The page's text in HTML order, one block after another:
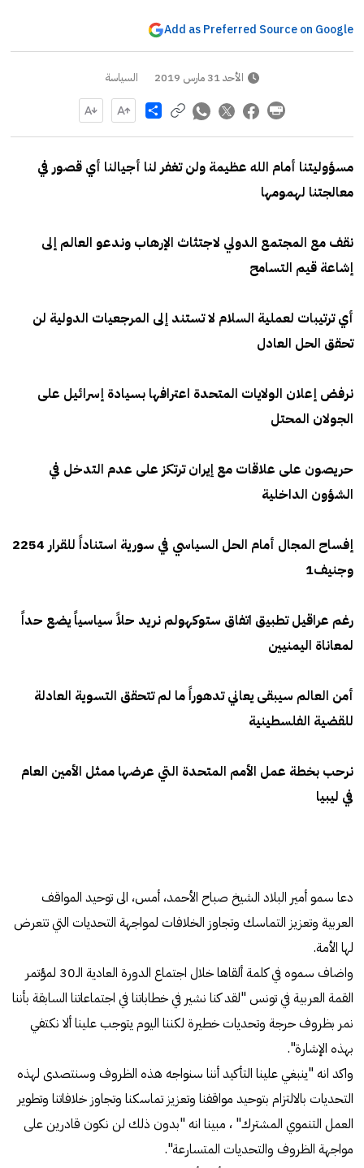
Add as Preferred Source on Google
الأحد 31 مارس 2019 السياسة
Share
مسؤوليتنا أمام الله عظيمة ولن تغفر لنا أجيالنا أي قصور في
معالجتنا لهمومها
نقف مع المجتمع الدولي لاجتثاث الإرهاب وندعو العالم إلى
إشاعة قيم التسامح
أي ترتيبات لعملية السلام لا تستند إلى المرجعيات الدولية لن
تحقق الحل العادل
نرفض إعلان الولايات المتحدة اعترافها بسيادة إسرائيل على
الجولان المحتل
حريصون على علاقات مع إيران ترتكز على عدم التدخل في
الشؤون الداخلية
إفساح المجال أمام الحل السياسي في سورية استناداً للقرار 2254
وجنيف1
رغم عراقيل تطبيق اتفاق ستوكهولم نريد حلاً سياسياً يضع حداً
لمعاناة اليمنيين
أمن العالم سيبقى يعاني تدهوراً ما لم تتحقق التسوية العادلة
للقضية الفلسطينية
نرحب بخطة عمل الأمم المتحدة التي عرضها ممثل الأمين العام
في ليبيا
دعا سمو أمیر البلاد الشیخ صباح الأحمد، أمس، الى توحید المواقف
العربیة وتعزیز التماسك وتجاوز الخلافات لمواجهة التحدیات التي تتعرض
لها الأمة.
واضاف سموه في كلمة ألقاها خلال اجتماع الدورة العادیة الـ30 لمؤتمر
القمة العربیة في تونس "لقد كنا نشیر في خطاباتنا في اجتماعاتنا السابقة بأننا
نمر بظروف حرجة وتحدیات خطیرة لكننا الیوم یتوجب علینا ألا نكتفي
بهذه الإشارة".
واكد انه "ینبغي علینا التأكید أننا سنواجه هذه الظروف وسنتصدى لهذه
التحدیات بالالتزام بتوحید مواقفنا وتعزیز تماسكنا وتجاوز خلافاتنا وتطویر
العمل التنموي المشترك" ، مبینا انه "بدون ذلك لن نكون قادرین على
مواجهة الظروف والتحدیات المتسارعة".